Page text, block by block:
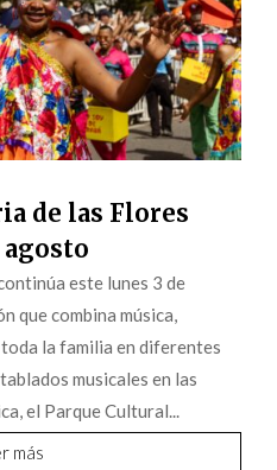
de las Flores
agosto
este lunes 3 de
que combina música,
la familia en diferentes
musicales en las
el Parque Cultural...
más